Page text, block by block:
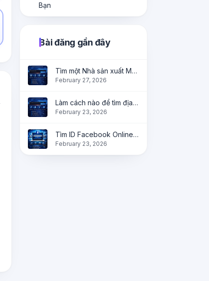
Bạn
Bài đăng gần đây
Tìm một Nhà sản xuất Mã QR đáng tin cậy?
February 27, 2026
Làm cách nào để tìm địa chỉ IP của bạn trực tuyến ngay lập tức?
February 23, 2026
Tìm ID Facebook Online | Lấy thông tin cá nhân, trang và nhóm ngay lập tức
February 23, 2026